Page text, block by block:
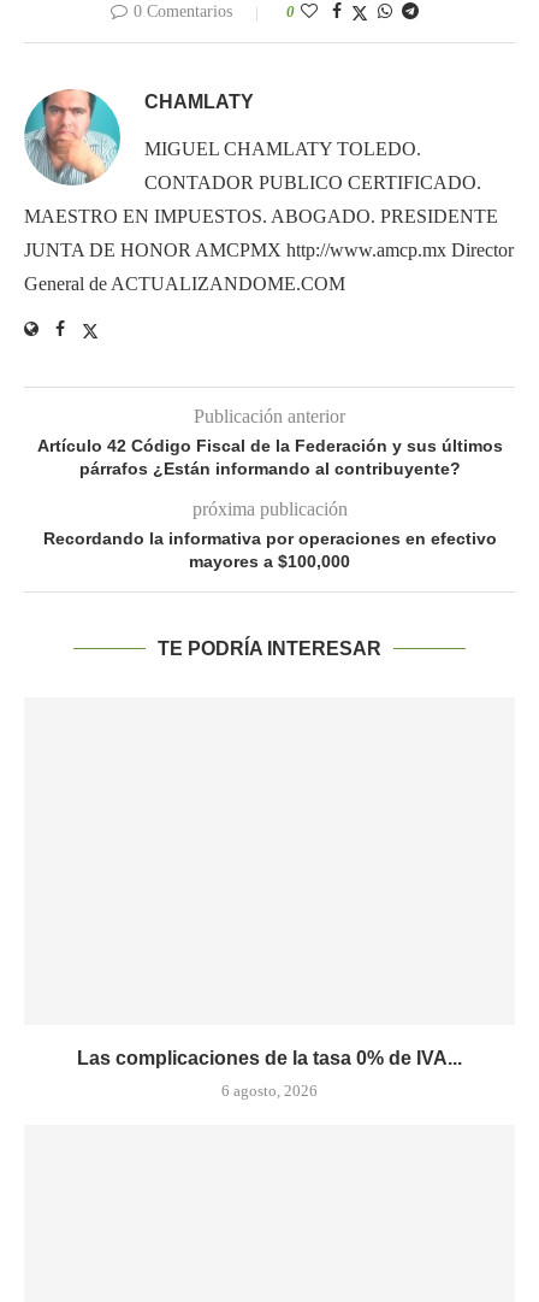
0 Comentarios 0
CHAMLATY
MIGUEL CHAMLATY TOLEDO.
CONTADOR PUBLICO CERTIFICADO.
MAESTRO EN IMPUESTOS. ABOGADO. PRESIDENTE
JUNTA DE HONOR AMCPMX http://www.amcp.mx Director
General de ACTUALIZANDOME.COM
Publicación anterior
Artículo 42 Código Fiscal de la Federación y sus últimos
párrafos ¿Están informando al contribuyente?
próxima publicación
Recordando la informativa por operaciones en efectivo
mayores a $100,000
TE PODRÍA INTERESAR
Las complicaciones de la tasa 0% de IVA...
6 agosto, 2026